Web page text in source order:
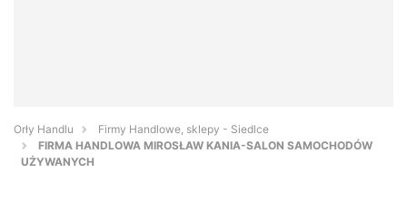
Orły Handlu
Firmy Handlowe, sklepy - Siedlce
FIRMA HANDLOWA MIROSŁAW KANIA-SALON SAMOCHODÓW
UŻYWANYCH